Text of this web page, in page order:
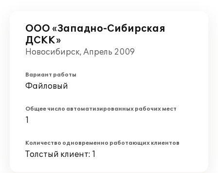
ООО «Западно-Сибирская
ДСКК»
Новосибирск, Апрель 2009
Вариант работы
Файловый
Общее число автоматизированных рабочих мест
1
Количество одновременно работающих клиентов
Толстый клиент: 1